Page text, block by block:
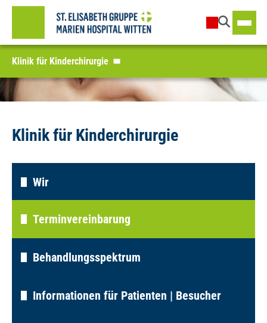
Klinik für Kinderchirurgie
Klinik für Kinderchirurgie
Wir
Terminvereinbarung
Behandlungsspektrum
Informationen für Patienten | Besucher